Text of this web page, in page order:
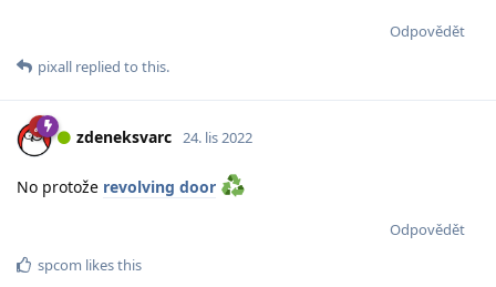
Odpovědět
pixall replied to this.
zdeneksvarc 24. lis 2022
No protože revolving door
Odpovědět
spcom likes this